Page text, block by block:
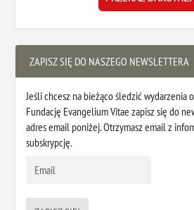
ZAPISZ SIĘ DO NASZEGO NEWSLETTERA
Jeśli chcesz na bieżąco śledzić wydarzenia
Fundację Evangelium Vitae zapisz się do
adres email poniżej. Otrzymasz email z
subskrypcję.